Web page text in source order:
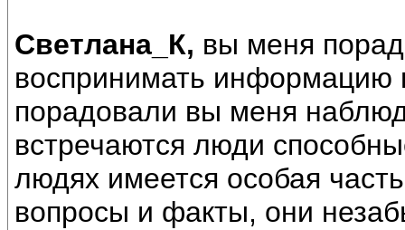
Светлана_К, вы меня
воспринимать информацию
порадовали вы меня
встречаются люди
людях имеется особая
вопросы и факты, они